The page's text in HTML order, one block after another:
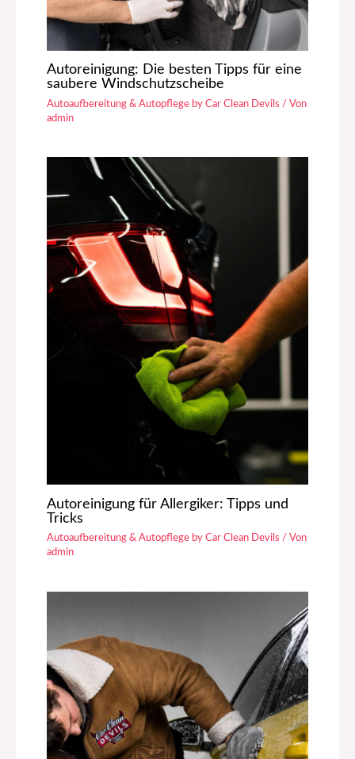
Autoreinigung: Die besten Tipps für eine
saubere Windschutzscheibe
Autoaufbereitung & Autopflege by Car Clean Devils / Von
admin
Autoreinigung für Allergiker: Tipps und
Tricks
Autoaufbereitung & Autopflege by Car Clean Devils / Von
admin